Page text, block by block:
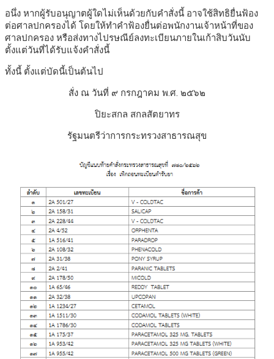
อนึ่ง หากผู้รับอนุญาตผู้ใดไม่เห็นด้วยกับคําสั่งนี้ อาจใช้สิทธิยื่นฟ้อง
ต่อศาลปกครองได้ โดยให้ทําคําฟ้องยื่นต่อพนักงานเจ้าหน้าที่ของ
ศาลปกครอง หรือส่งทางไปรษณีย์ลงทะเบียนภายในเก้าสิบวันนับ
ตั้งแต่วันที่ได้รับแจ้งคําสั่งนี้
ทั้งนี้ ตั้งแต่บัดนี้เป็นต้นไป
สั่ง ณ วันที่ ๙ กรกฎาคม พ.ศ. ๒๕๖๒
ปิยะสกล สกลสัตยาทร
รัฐมนตรีว่าการกระทรวงสาธารณสุข